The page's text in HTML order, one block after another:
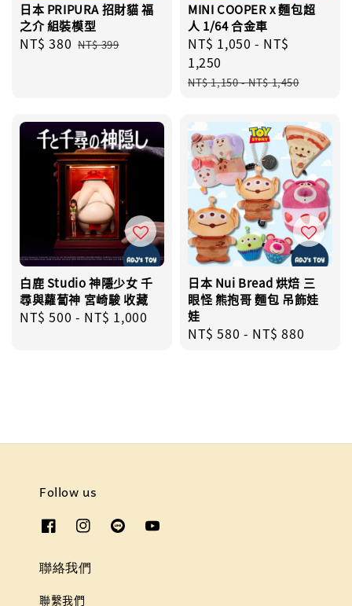
日本 PRIPURA 招財貓 福
之介 組裝模型
Sale
NT$ 380 Regular
NT$ 399
MINI COOPER x 麵包超
人 1/64 合金車
Sale
price
NT$ 1,050 - NT$
1,250
Regular
NT$ 1,150-NT$ 1,450
白鹿 Studio 神隱少女 千
尋與蘿蔔神 宮崎駿 收藏
Regular
NT$ 500 - NT$ 1,000
日本 Nui Bread 烘焙 三
眼怪 熊抱哥 麵包 吊飾娃
娃
Regular
NT$ 580 - NT$ 880
Follow us
聯絡我們
聯繫我們